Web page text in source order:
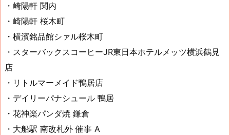
・崎陽軒 関内
・崎陽軒 桜木町
・横濱銘品館シァル桜木町
・スターバックスコーヒーJR東日本ホテルメッツ横浜鶴見
店
・リトルマーメイド鴨居店
・デイリーパナシュール 鴨居
・花神楽パンダ焼 鎌倉
・大船駅 南改札外 催事 A